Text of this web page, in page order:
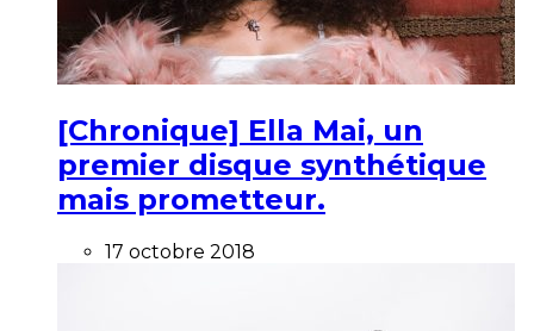
[Chronique] Ella Mai, un
premier disque synthétique
mais prometteur.
17 octobre 2018